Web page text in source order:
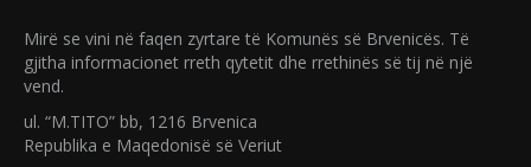
Mirë se vini në faqen zyrtare të Komunës së Brvenicës. Të
gjitha informacionet rreth qytetit dhe rrethinës së tij në një
vend.
ul. “M.TITO” bb, 1216 Brvenica
Republika e Maqedonisë së Veriut